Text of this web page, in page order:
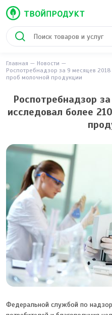
Главная
Новости
Роспотребнадзор за 9 месяцев
проб молочной продукции
Роспотребнадзор
исследовал более
Федеральной службой по